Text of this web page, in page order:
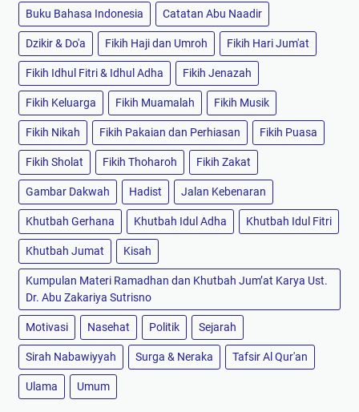
Buku Bahasa Indonesia Catatan Abu Naadir
Dzikir & Do'a Fikih Haji dan Umroh Fikih Hari Jum'at
Fikih Idhul Fitri & Idhul Adha Fikih Jenazah
Fikih Keluarga Fikih Muamalah Fikih Musik
Fikih Nikah Fikih Pakaian dan Perhiasan Fikih Puasa
Fikih Sholat Fikih Thoharoh Fikih Zakat
Gambar Dakwah Hadist Jalan Kebenaran
Khutbah Gerhana Khutbah Idul Adha Khutbah Idul Fitri
Khutbah Jumat Kisah
Kumpulan Materi Ramadhan dan Khutbah Jum’at Karya Ust.
Dr. Abu Zakariya Sutrisno
Motivasi Nasehat Politik Sejarah
Sirah Nabawiyyah Surga & Neraka Tafsir Al Qur'an
Ulama Umum